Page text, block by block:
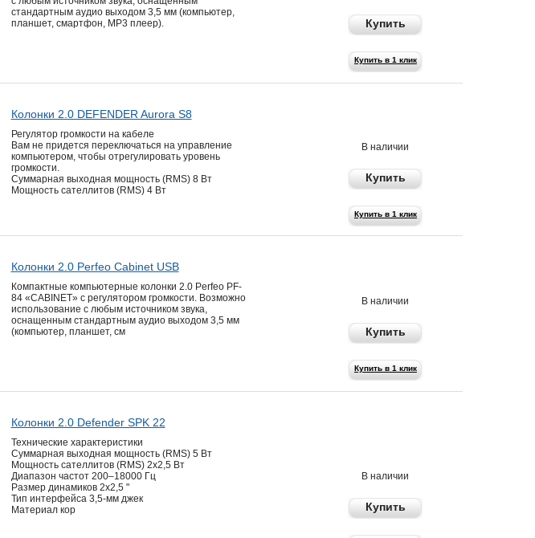
стандартным аудио выходом 3,5 мм (компьютер,
планшет, смартфон, MP3 плеер).
Купить
Купить в 1 клик
Колонки 2.0 DEFENDER Aurora S8
Регулятор громкости на кабеле
Вам не придется переключаться на управление
компьютером, чтобы отрегулировать уровень
громкости.
Суммарная выходная мощность (RMS) 8 Вт
Мощность сателлитов (RMS) 4 Вт
В наличии
Купить
Купить в 1 клик
Колонки 2.0 Perfeo Cabinet USB
Компактные компьютерные колонки 2.0 Perfeo PF-
84 «CABINET» с регулятором громкости. Возможно
использование с любым источником звука,
оснащенным стандартным аудио выходом 3,5 мм
(компьютер, планшет, см
В наличии
Купить
Купить в 1 клик
Колонки 2.0 Defender SPK 22
Технические характеристики
Суммарная выходная мощность (RMS) 5 Вт
Мощность сателлитов (RMS) 2х2,5 Вт
Диапазон частот 200–18000 Гц
Размер динамиков 2х2,5 "
Тип интерфейса 3,5-мм джек
Материал кор
В наличии
Купить